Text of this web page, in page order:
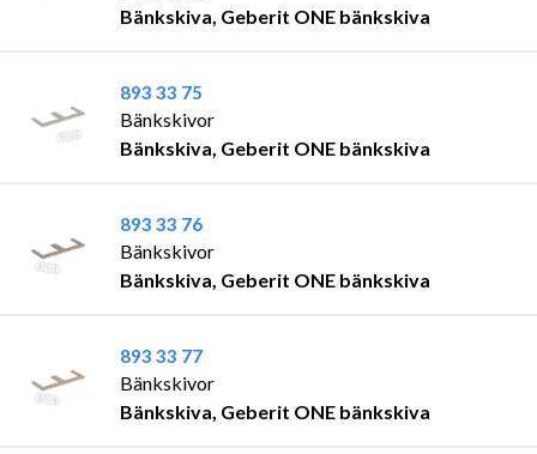
Bänkskiva, Geberit ONE bänkskiva
893 33 75
Bänkskivor
Bänkskiva, Geberit ONE bänkskiva
893 33 76
Bänkskivor
Bänkskiva, Geberit ONE bänkskiva
893 33 77
Bänkskivor
Bänkskiva, Geberit ONE bänkskiva